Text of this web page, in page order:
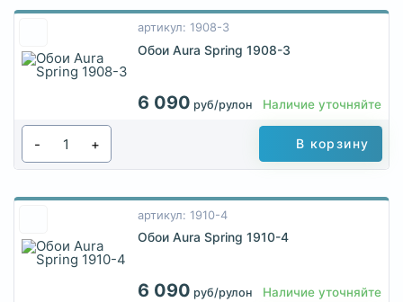
артикул: 1908-3
Обои Aura Spring 1908-3
6 090 руб/рулон Наличие уточняйте
- + В корзину
артикул: 1910-4
Обои Aura Spring 1910-4
6 090 руб/рулон Наличие уточняйте